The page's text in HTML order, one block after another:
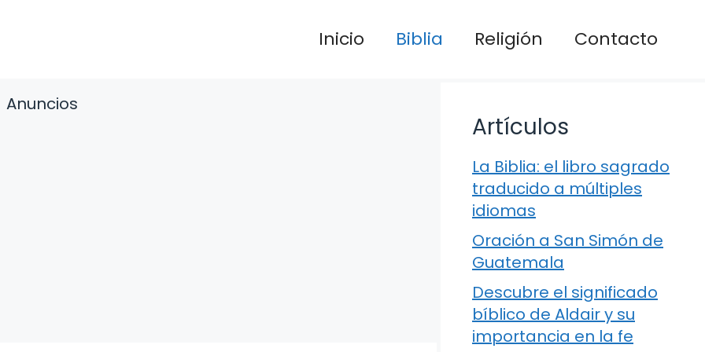
Inicio Biblia Religión Contacto
Anuncios
Artículos
La Biblia: el libro sagrado
traducido a múltiples
idiomas
Oración a San Simón de
Guatemala
Descubre el significado
bíblico de Aldair y su
importancia en la fe